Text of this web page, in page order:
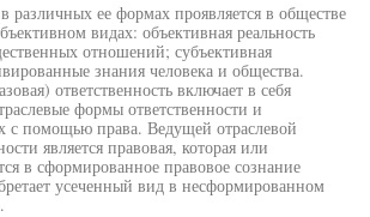
различных ее формах проявляется в обществе
видах: объективная реальность
отношений; субъективная
знания человека и общества.
ответственность включает в себя
формы ответственности и
с помощью права. Ведущей отраслевой
является правовая, которая или
в сформированное правовое сознание
усеченный вид в несформированном